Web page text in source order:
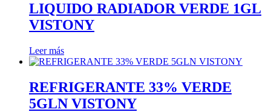
LIQUIDO RADIADOR VERDE 1GL
VISTONY
Leer más
REFRIGERANTE 33% VERDE
5GLN VISTONY